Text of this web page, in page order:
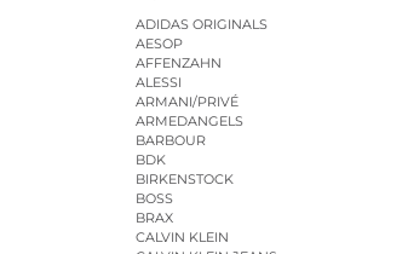
ADIDAS ORIGINALS
AESOP
AFFENZAHN
ALESSI
ARMANI/PRIVÉ
ARMEDANGELS
BARBOUR
BDK
BIRKENSTOCK
BOSS
BRAX
CALVIN KLEIN